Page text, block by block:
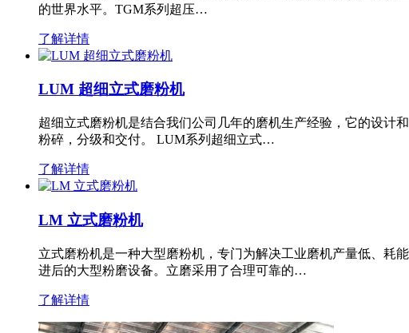
的世界水平。TGM系列超压…
了解详情
LUM 超细立式磨粉机
超细立式磨粉机是结合我们公司几年的磨机生产经验，它的设计
粉碎，分级和交付。 LUM系列超细立式…
了解详情
LM 立式磨粉机
立式磨粉机是一种大型磨粉机，专门为解决工业磨机产量低、耗
进后的大型粉磨设备。立磨采用了合理可靠的…
了解详情